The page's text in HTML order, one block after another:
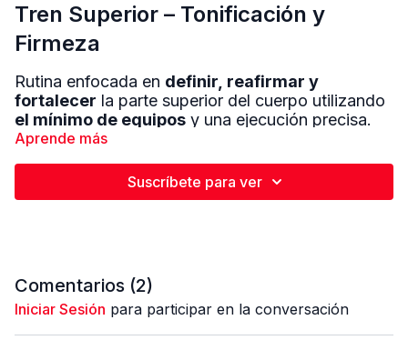
Tren Superior – Tonificación y
Firmeza
Rutina enfocada en definir, reafirmar y
fortalecer la parte superior del cuerpo utilizando
el mínimo de equipos y una ejecución precisa.
Comenzamos con un
músculo, optimizando la activación antes del
trabajo principal.
realizando2 series por bloque
técnica, el control y la tensión adecuada en cada
Aprende más
Suscríbete para ver
Comentarios (2)
Iniciar Sesión para participar en la conversación